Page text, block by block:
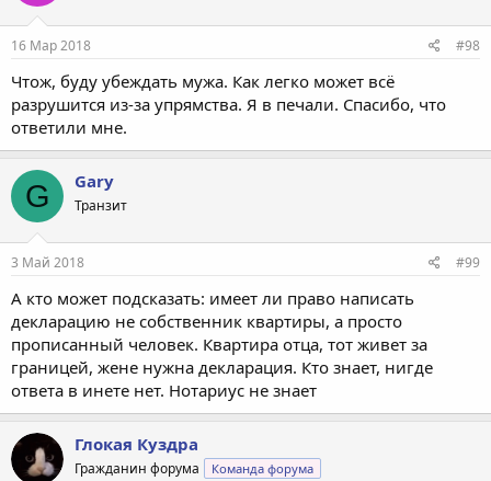
16 Мар 2018 #98
Чтож, буду убеждать мужа. Как легко может всё
разрушится из-за упрямства. Я в печали. Спасибо, что
ответили мне.
G Gary
Транзит
3 Май 2018 #99
А кто может подсказать: имеет ли право написать
декларацию не собственник квартиры, а просто
прописанный человек. Квартира отца, тот живет за
границей, жене нужна декларация. Кто знает, нигде
ответа в инете нет. Нотариус не знает
Глокая Куздра
Гражданин форума Команда форума